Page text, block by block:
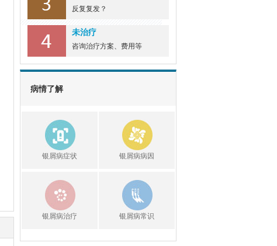
反复复发？
未治疗
咨询治疗方案、费用等
病情了解
银屑病症状 银屑病病因
银屑病治疗 银屑病常识